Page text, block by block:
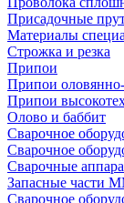
Присадочные
Материалы
Строжка и резка
Припои
Припои
Припои
Олово и баббит
Сварочное
Сварочное
Сварочные
Запасные части
Сварочное